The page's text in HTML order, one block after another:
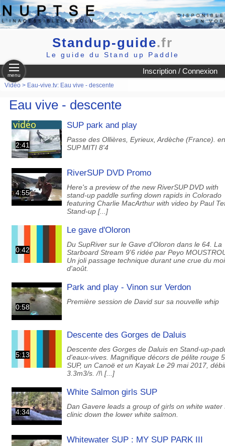
Standup-guide.fr
Le guide du Stand up Paddle
Inscription / Connexion
menu
Vidéo> Eau-vive.tv: Eau vive - descente
Eau vive - descente
2:41
SUP park and play
Passe des Ollières, Eyrieux, Ardèche (France). en
SUP MITI 8'4
4:55
RiverSUP DVD Promo
Here's a preview of the new RiverSUP DVD with
stand-up paddle surfing down rapids in Colorado
featuring Charlie MacArthur with video by Paul
Stand-up [...]
0:42
Le gave d'Oloron
Du SupRiver sur le Gave d'Oloron dans le 64. La
Starboard Stream 9'6 ridée par Peyo
Un joli passage technique durant une crue du
d'août.
0:58
Park and play - Vinon sur Verdon
Première session de David sur sa nouvelle whip
5:13
Descente des Gorges de Daluis
Descente des Gorges de Daluis en Stand-up-
d'eaux-vives. Magnifique décors de pélite rouge 5
SUP, un Canoë et un Kayak Le 29 mai 2017,
3.3m3/s. /!\ [...]
4:34
White Salmon girls SUP
Dan Gavere leads a group of girls on white water
clinic down the lower white salmon.
Whitewater SUP : MY SUP PARK III